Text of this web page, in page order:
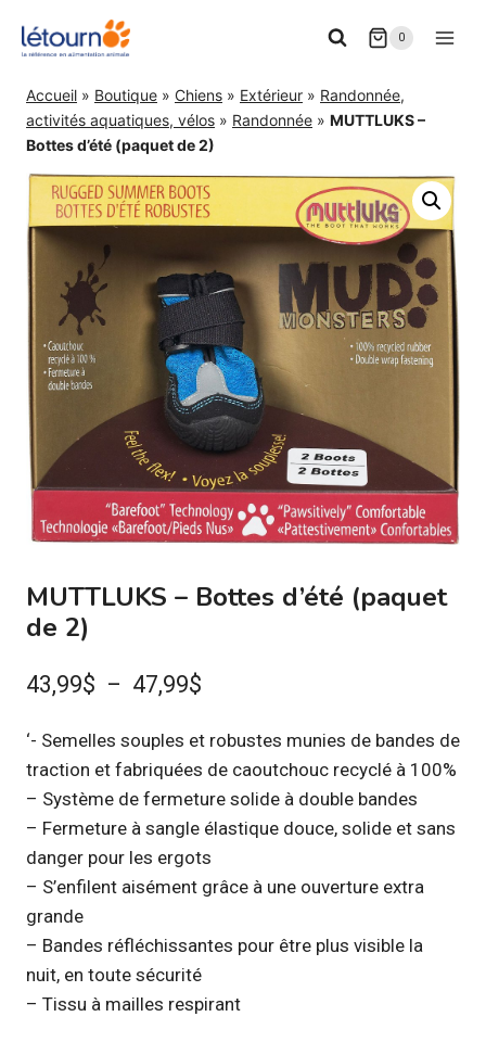
0
Accueil » Boutique » Chiens » Extérieur » Randonnée,
activités aquatiques, vélos » Randonnée » MUTTLUKS –
Bottes d’été (paquet de 2)
MUTTLUKS – Bottes d’été (paquet
de 2)
43,99$ – 47,99$
prix :
43,99$
à
47,99$
‘- Semelles souples et robustes munies de bandes de
traction et fabriquées de caoutchouc recyclé à 100%
– Système de fermeture solide à double bandes
– Fermeture à sangle élastique douce, solide et sans
danger pour les ergots
– S’enfilent aisément grâce à une ouverture extra
grande
– Bandes réfléchissantes pour être plus visible la
nuit, en toute sécurité
– Tissu à mailles respirant